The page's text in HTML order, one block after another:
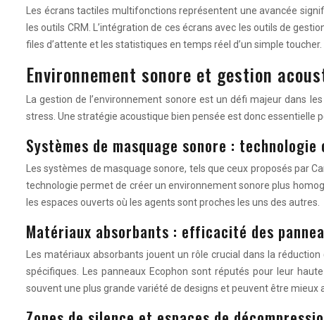
Les écrans tactiles multifonctions représentent une avancée
les outils CRM. L’intégration de ces écrans avec les outils de
files d’attente et les statistiques en temps réel d’un simple toucher.
Environnement sonore et gestion
La gestion de l’environnement sonore est un défi majeur dans
stress. Une stratégie acoustique bien pensée est donc
Systèmes de masquage sonore :
Les systèmes de masquage sonore, tels que ceux proposés par
technologie permet de créer un environnement sonore plus
les espaces ouverts où les agents sont proches les uns des autres.
Matériaux absorbants : efficacité des
Les matériaux absorbants jouent un rôle crucial dans la
spécifiques. Les panneaux Ecophon sont réputés pour leur
souvent une plus grande variété de designs et peuvent être